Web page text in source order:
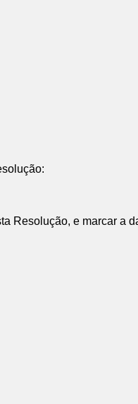
Resolução, e marcar a